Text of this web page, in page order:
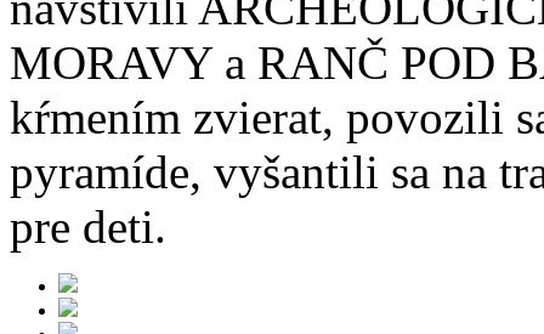
MORAVY a RANČ POD
kŕmením zvierat, povozili
pyramíde, vyšantili sa na
pre deti.